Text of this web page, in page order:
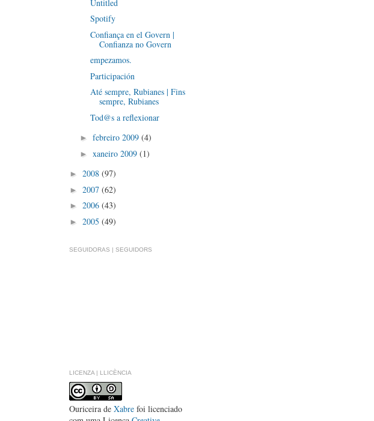
Untitled
Spotify
Confiança en el Govern |
Confianza no Govern
empezamos.
Participación
Até sempre, Rubianes | Fins
sempre, Rubianes
Tod@s a reflexionar
► febreiro 2009 (4)
► xaneiro 2009 (1)
► 2008 (97)
► 2007 (62)
► 2006 (43)
► 2005 (49)
SEGUIDORAS | SEGUIDORS
LICENZA | LLICÈNCIA
Ouriceira de Xabre foi licenciado